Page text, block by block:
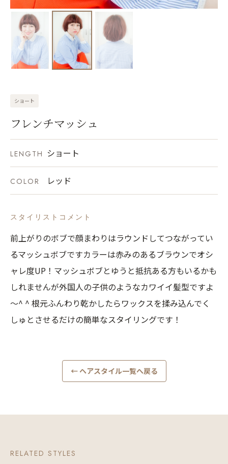
ショート
フレンチマッシュ
LENGTH ショート
COLOR レッド
スタイリストコメント
前上がりのボブで顔まわりはラウンドしてつながってい
るマッシュボブですカラーは赤みのあるブラウンでオシ
ャレ度UP！マッシュボブとゆうと抵抗ある方もいるかも
しれませんが外国人の子供のようなカワイイ髪型ですよ
～^ ^ 根元ふんわり乾かしたらワックスを揉み込んでく
しゅとさせるだけの簡単なスタイリングです！
← ヘアスタイル一覧へ戻る
RELATED STYLES